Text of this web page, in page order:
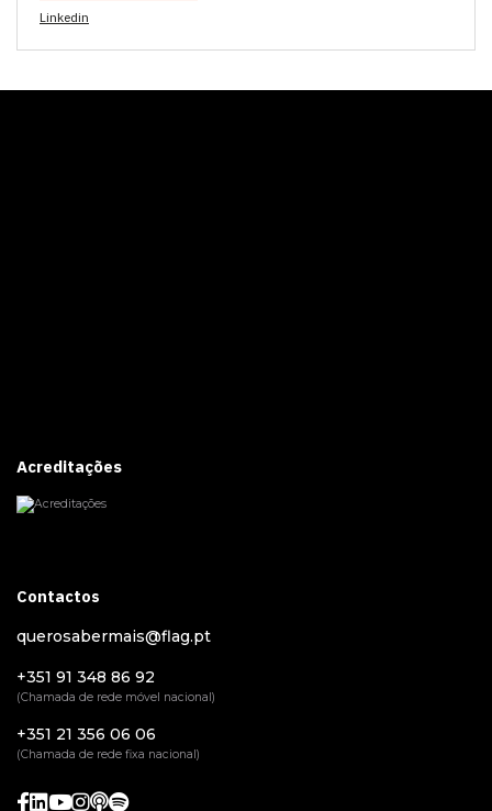
Linkedin
Acreditações
Contactos
querosabermais@flag.pt
+351 91 348 86 92
(Chamada de rede móvel nacional)
+351 21 356 06 06
(Chamada de rede fixa nacional)